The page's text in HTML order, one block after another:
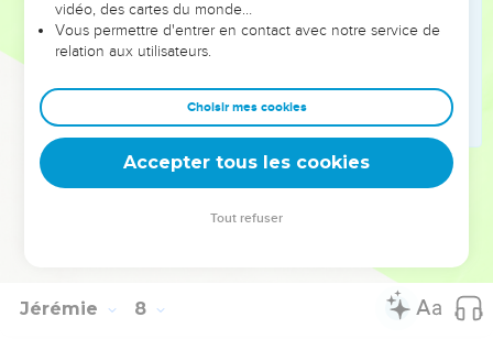
l'on ne dira plus Topheth et la vallée de Ben Hinnom, Mais
où l'on dira la vallée du carnage ; Et l'on enterrera les morts à
Topheth par défaut de place.
Les cadavres de ce peuple seront la pâture Des oiseaux du
ciel et des bêtes de la terre ; Et il n'y aura personne pour les
troubler.
Je ferai cesser dans les villes de Juda et dans les rues de
Jérusalem Les cris de réjouissance et les cris d'allégresse,
Jérémie 8
vidéo, des cartes du monde…
Vous permettre d'entrer en contact avec notre service de
relation aux utilisateurs.
Choisir mes cookies
Accepter tous les cookies
Tout refuser